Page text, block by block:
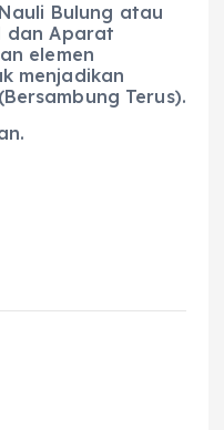
Bulung atau
dan Aparat
elemen
menjadikan
Terus).